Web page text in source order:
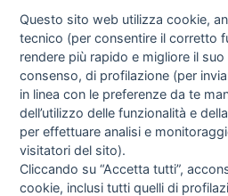
I libri
Questo sito web utilizza cookie,
tecnico (per consentire il corretto
rendere più rapido e migliore il
consenso, di profilazione (per
in linea con le preferenze da te
dell’utilizzo delle funzionalità e
per effettuare analisi e
visitatori del sito).
Cliccando su “Accetta tutti”,
cookie, inclusi tutti quelli di